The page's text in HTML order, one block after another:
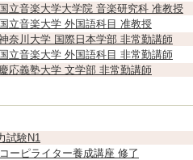
国立音楽大学大学院 音楽研究科 准教授
国立音楽大学 外国語科目 准教授
奈川大学 国際日本学部 非常勤講師
国立音楽大学 外国語科目 非常勤講師
慶応義塾大学 文学部 非常勤講師
試験N1
ーピライター養成講座 修了